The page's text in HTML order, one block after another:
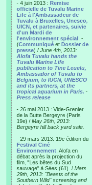
- 4 juin 2013 : Remise
officielle de Tuvalu Marine
Life à l'Ambassadeur de
Tuvalu à Bruxelles, Unesco,
UICN, et partenaires, suivie
d'un Mardi de
l'environnement spécial . -
(Communiqué et Dossier de
presse) / June 4th, 2013:
Alofa Tuvalu hands the
Tuvalu Marine Life
publication to Tine Leuelu,
Ambassador of Tuvalu to
Belgium, to IUCN, UNESCO
and its partners, at the
tropical aquarium in Paris. -
Press release
- 26 mai 2013 : Vide-Grenier
de la Butte Bergeyre (Paris
19e) / May 26th, 2013:
Bergeyre hill back yard sale.
- 29 mars 2013: 19e édition du
Festival Ciné
Environnement , Alofa en
débat après la projection du
film, "Les bêtes du Sud
sauvage" à Sées (61). / Mars
29th, 2013: "Beasts of the
Southern Wild" screening and